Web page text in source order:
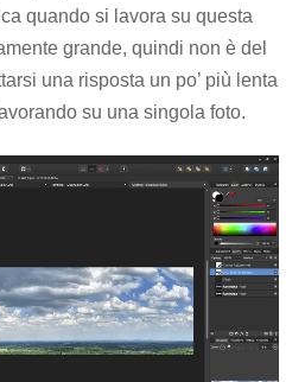
quando si lavora su questa
grande, quindi non è del
una risposta un po’ più lenta
su una singola foto.